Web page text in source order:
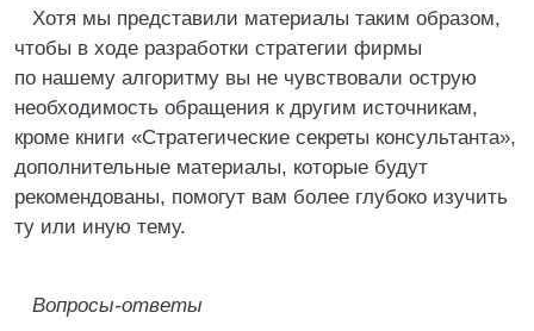
Хотя мы представили материалы таким образом,
чтобы в ходе разработки стратегии фирмы
по нашему алгоритму вы не чувствовали острую
необходимость обращения к другим источникам,
кроме книги «Стратегические секреты консультанта»,
дополнительные материалы, которые будут
рекомендованы, помогут вам более глубоко изучить
ту или иную тему.
Вопросы-ответы